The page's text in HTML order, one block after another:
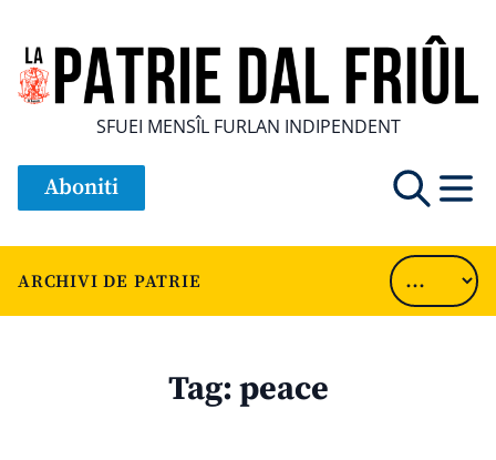
SFUEI MENSÎL FURLAN INDIPENDENT
Aboniti
ARCHIVI DE PATRIE
Tag:peace